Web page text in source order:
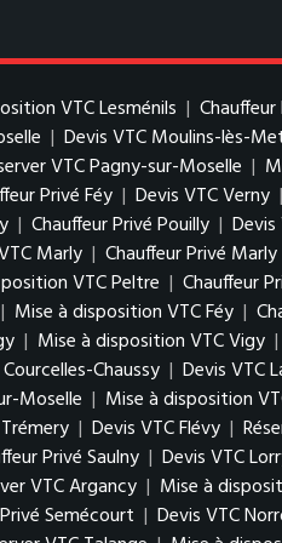
VTC Lesménils |
| Devis VTC Moulins-lès-
VTC Pagny-sur-Moselle |
Privé Féy | Devis VTC Verny |
| Chauffeur Privé Pouilly | Devis
Marly | Chauffeur Privé Marly
VTC Peltre | Chauffeur
| Mise à disposition VTC Féy |
| Mise à disposition VTC Vigy |
Chaussy | Devis VTC
Moselle | Mise à disposition
| Devis VTC Flévy |
Privé Saulny | Devis VTC
VTC Argancy | Mise à
Semécourt | Devis VTC